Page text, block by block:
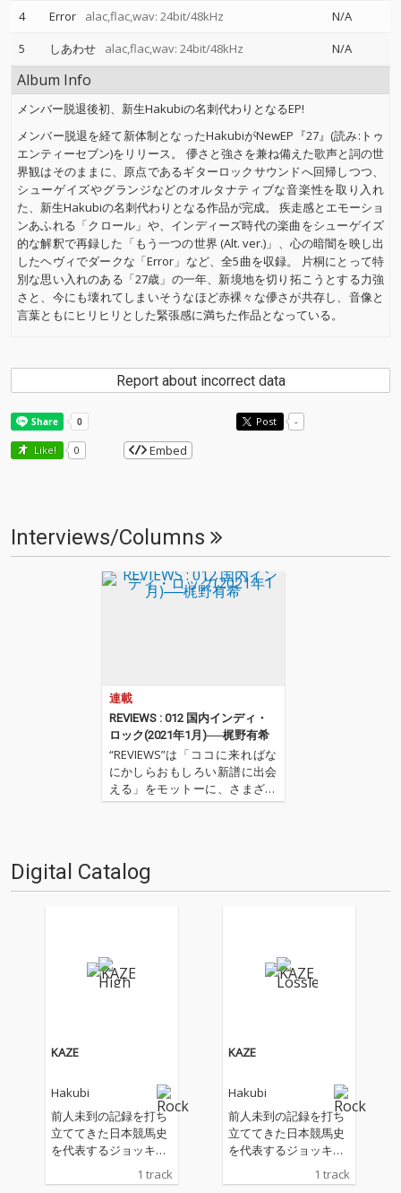
4
Error alac,flac,wav: 24bit/48kHz
N/A
5
しあわせ alac,flac,wav: 24bit/48kHz N/A
Album Info
メンバー脱退後初、新生Hakubiの名刺代わりとなるEP!
メンバー脱退を経て新体制となったHakubiがNewEP『27』(読み:トゥ
エンティーセブン)をリリース。 儚さと強さを兼ね備えた歌声と詞の世
界観はそのままに、原点であるギターロックサウンドへ回帰しつつ、
シューゲイズやグランジなどのオルタナティブな音楽性を取り入れ
た、新生Hakubiの名刺代わりとなる作品が完成。 疾走感とエモーショ
ンあふれる「クロール」や、インディーズ時代の楽曲をシューゲイズ
的な解釈で再録した「もう一つの世界 (Alt. ver.)」、心の暗闇を映し出
したヘヴィでダークな「Error」など、全5曲を収録。 片桐にとって特
別な思い入れのある「27歳」の一年、新境地を切り拓こうとする力強
さと、今にも壊れてしまいそうなほど赤裸々な儚さが共存し、音像と
言葉ともにヒリヒリとした緊張感に満ちた作品となっている。
Report about incorrect data
Post -
Like! 0 Embed
Interviews/Columns
連載
REVIEWS : 012 国内インディ・
ロック(2021年1月)──梶野有希
“REVIEWS”は「ココに来ればな
にかしらおもしろい新譜に出会
える」をモットーに、さまざま
な書き手が新譜(基本2〜3ヶ月タ
は、OTOTOYのニュー・カマ
ー・スタッ…
Digital Catalog
KAZE
Hakubi
前人未到の記録を打ち
立ててきた日本競馬史
を代表するジョッキ
ー・武豊の、デビュー
40年を記念して開催さ
1 track
KAZE
Hakubi
前人未到の記録を打ち
立ててきた日本競馬史
を代表するジョッキ
ー・武豊の、デビュー
40年を記念して開催さ
1 track